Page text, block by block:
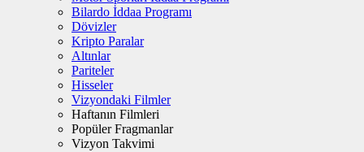
Bilardo İddaa Programı
Dövizler
Kripto Paralar
Altınlar
Pariteler
Hisseler
Vizyondaki Filmler
Haftanın Filmleri
Popüler Fragmanlar
Vizyon Takvimi